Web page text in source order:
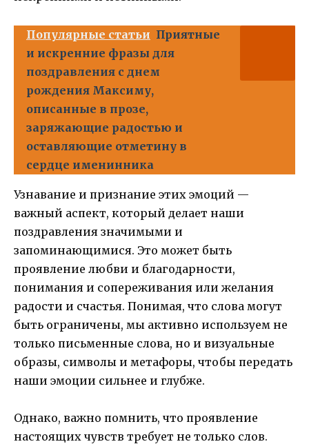
Популярные статьи Приятные
и искренние фразы для
поздравления с днем
рождения Максиму,
описанные в прозе,
заряжающие радостью и
оставляющие отметину в
сердце именинника
Узнавание и признание этих эмоций —
важный аспект, который делает наши
поздравления значимыми и
запоминающимися. Это может быть
проявление любви и благодарности,
понимания и сопереживания или желания
радости и счастья. Понимая, что слова могут
быть ограничены, мы активно используем не
только письменные слова, но и визуальные
образы, символы и метафоры, чтобы передать
наши эмоции сильнее и глубже.
Однако, важно помнить, что проявление
настоящих чувств требует не только слов.